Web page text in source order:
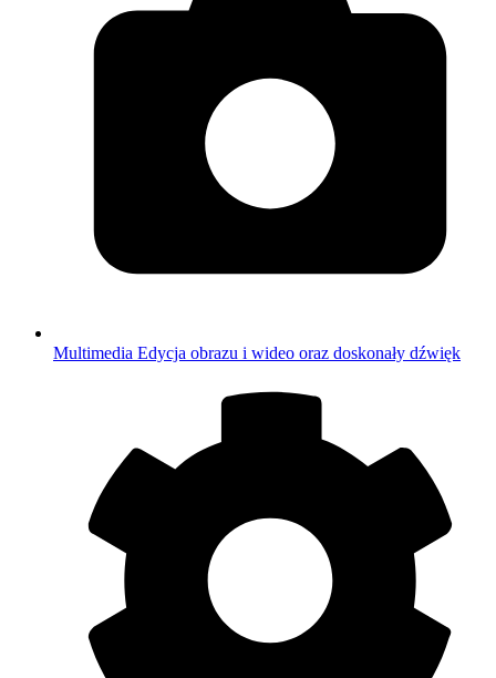
Multimedia Edycja obrazu i wideo oraz doskonały dźwięk